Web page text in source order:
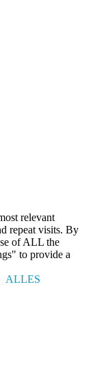
relevant
repeat visits. By
of ALL the
to provide a
ALLES